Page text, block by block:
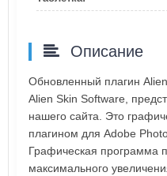
Описание
Обновленный плагин
Alien Skin Software,
нашего сайта. Это
плагином для Adobe
Графическая программа
максимального